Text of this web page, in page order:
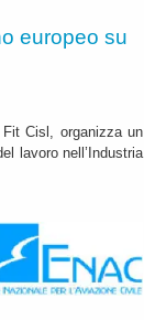
europeo su
Cisl, organizza un
lavoro nell’Industria